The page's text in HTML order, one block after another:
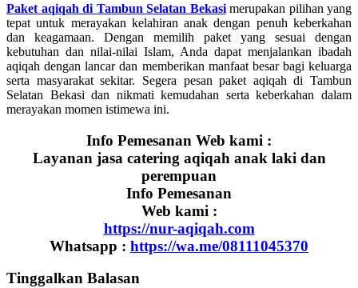
Paket aqiqah di Tambun Selatan Bekasimerupakan pilihan yang
tepat untuk merayakan kelahiran anak dengan penuh keberkahan
dan keagamaan. Dengan memilih paket yang sesuai dengan
kebutuhan dan nilai-nilai Islam, Anda dapat menjalankan ibadah
aqiqah dengan lancar dan memberikan manfaat besar bagi keluarga
serta masyarakat sekitar. Segera pesan paket aqiqah di Tambun
Selatan Bekasi dan nikmati kemudahan serta keberkahan dalam
merayakan momen istimewa ini.
Info Pemesanan Web kami :
Layanan jasa catering aqiqah anak laki dan
perempuan
Info Pemesanan
Web kami :
https://nur-aqiqah.com
Whatsapp : https://wa.me/08111045370
Tinggalkan Balasan